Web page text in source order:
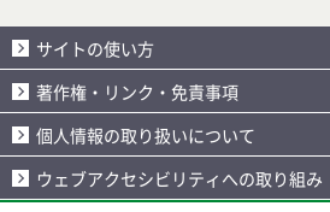
サイトの使い方
著作権・リンク・免責事項
個人情報の取り扱いについて
ウェブアクセシビリティへの取り組み